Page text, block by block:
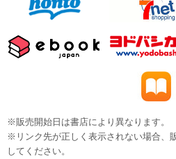
※販売開始日は書店により異なります。
※リンク先が正しく表示されない場合、
してください。